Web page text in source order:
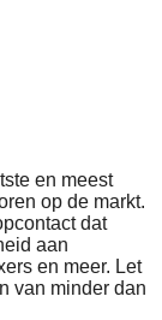
en meest
op de markt.
dat
aan
en meer. Let
van minder dan